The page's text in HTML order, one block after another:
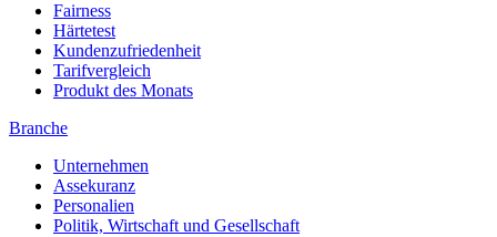
Fairness
Härtetest
Kundenzufriedenheit
Tarifvergleich
Produkt des Monats
Branche
Unternehmen
Assekuranz
Personalien
Politik, Wirtschaft und Gesellschaft